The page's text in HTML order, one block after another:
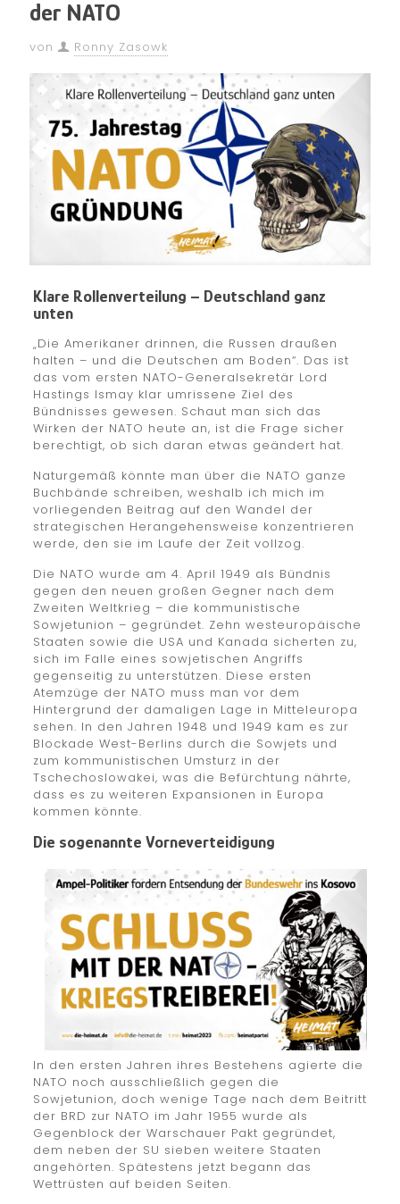
der NATO
von Ronny Zasowk
Klare Rollenverteilung – Deutschland ganz
unten
„Die Amerikaner drinnen, die Russen draußen
halten – und die Deutschen am Boden“. Das ist
das vom ersten NATO-Generalsekretär Lord
Hastings Ismay klar umrissene Ziel des
Bündnisses gewesen. Schaut man sich das
Wirken der NATO heute an, ist die Frage sicher
berechtigt, ob sich daran etwas geändert hat.
Naturgemäß könnte man über die NATO ganze
Buchbände schreiben, weshalb ich mich im
vorliegenden Beitrag auf den Wandel der
strategischen Herangehensweise konzentrieren
werde, den sie im Laufe der Zeit vollzog.
Die NATO wurde am 4. April 1949 als Bündnis
gegen den neuen großen Gegner nach dem
Zweiten Weltkrieg – die kommunistische
Sowjetunion – gegründet. Zehn westeuropäische
Staaten sowie die USA und Kanada sicherten zu,
sich im Falle eines sowjetischen Angriffs
gegenseitig zu unterstützen. Diese ersten
Atemzüge der NATO muss man vor dem
Hintergrund der damaligen Lage in Mitteleuropa
sehen. In den Jahren 1948 und 1949 kam es zur
Blockade West-Berlins durch die Sowjets und
zum kommunistischen Umsturz in der
Tschechoslowakei, was die Befürchtung nährte,
dass es zu weiteren Expansionen in Europa
kommen könnte.
Die sogenannte Vorneverteidigung
In den ersten Jahren ihres Bestehens agierte die
NATO noch ausschließlich gegen die
Sowjetunion, doch wenige Tage nach dem Beitritt
der BRD zur NATO im Jahr 1955 wurde als
Gegenblock der Warschauer Pakt gegründet,
dem neben der SU sieben weitere Staaten
angehörten. Spätestens jetzt begann das
Wettrüsten auf beiden Seiten.